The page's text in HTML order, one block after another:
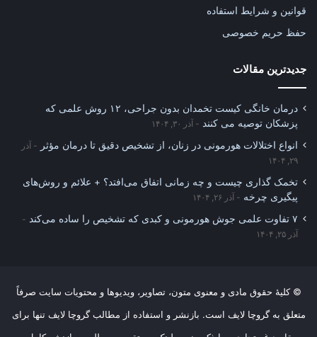
قوانین و شرایط استفاده
حفظ حریم خصوصی
جدیدترین مقالات
درمان خانگی کیست تخمدان بدون جراحی، ۱۲ روش علمی که
پزشکان توصیه می کنند
آذر ۳۰, ۱۴۰۴
انواع اختلالات هورمونی در زنان، از تشخیص دقیق تا درمان مؤثر
آذر
۲۹, ۱۴۰۴
تخمک گذاری چیست و چه زمانی اتفاق می‌افتد؟ + علائم و روش‌های
پیگیری چرخه
آذر ۲۶, ۱۴۰۴
۷ تفاوت علمی جوش هورمونی و کبدی که تشخیص را ساده می‌کند
آذر ۲۵, ۱۴۰۴
© کلیهٔ حقوق مادی و معنوی متون، تصاویر، ویدیوها و محتویات سایت صرفاً
متعلق به گروچا لایف است. بازنشر و استفاده از مطالب گروچا لایف تنها برای